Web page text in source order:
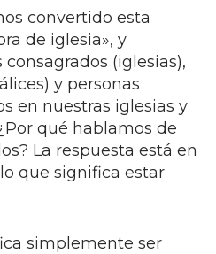
convertido esta
de iglesia», y
(iglesias),
y personas
en nuestras iglesias y
qué hablamos de
La respuesta está en
que significa estar
simplemente ser